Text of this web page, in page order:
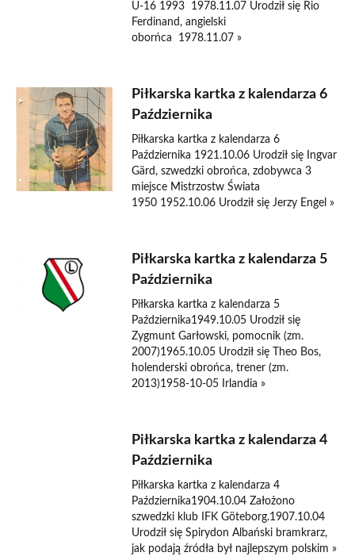
U-16 1993 1978.11.07 Urodził się Rio
Ferdinand, angielski
oborńca 1978.11.07 »
Piłkarska kartka z kalendarza 6
Października
Piłkarska kartka z kalendarza 6
Października 1921.10.06 Urodził się Ingvar
Gärd, szwedzki obrońca, zdobywca 3
miejsce Mistrzostw Świata
1950 1952.10.06 Urodził się Jerzy Engel »
Piłkarska kartka z kalendarza 5
Października
Piłkarska kartka z kalendarza 5
Października1949.10.05 Urodził się
Zygmunt Garłowski, pomocnik (zm.
2007)1965.10.05 Urodził się Theo Bos,
holenderski obrońca, trener (zm.
2013)1958-10-05 Irlandia »
Piłkarska kartka z kalendarza 4
Października
Piłkarska kartka z kalendarza 4
Października1904.10.04 Założono
szwedzki klub IFK Göteborg.1907.10.04
Urodził się Spirydon Albański bramkrarz,
jak podają źródła był najlepszym polskim »